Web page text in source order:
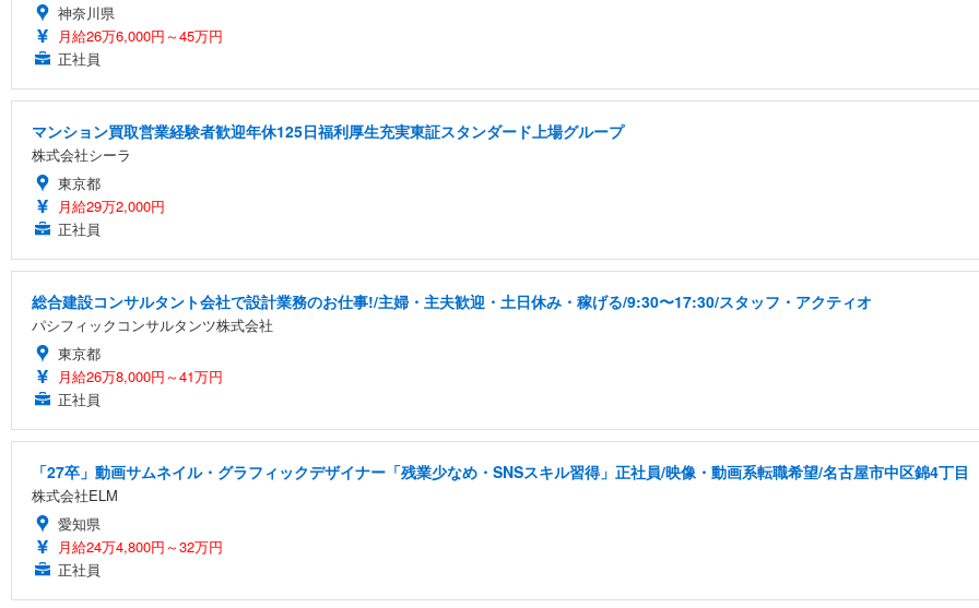
神奈川県
月給26万6,000円～45万円
正社員
マンション買取営業経験者歓迎年休125日福利厚生充実東証スタンダード上場グループ
株式会社シーラ
東京都
月給29万2,000円
正社員
総合建設コンサルタント会社で設計業務のお仕事!/主婦・主夫歓迎・土日休み・稼げる/9:30〜17:30/スタッフ・アクティオ
パシフィックコンサルタンツ株式会社
東京都
月給26万8,000円～41万円
正社員
「27卒」動画サムネイル・グラフィックデザイナー「残業少なめ・SNSスキル習得」正社員/映像・動画系転職希望/名古屋市中区錦4丁目
株式会社ELM
愛知県
月給24万4,800円～32万円
正社員